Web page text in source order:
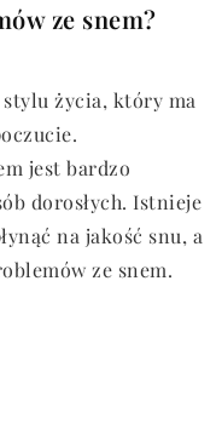
ze snem?
życia, który ma
jest bardzo
dorosłych. Istnieje
na jakość snu, a
ze snem.